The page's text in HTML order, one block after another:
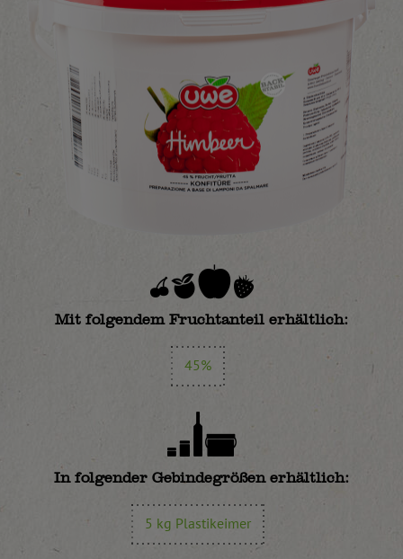
Mit folgendem Fruchtanteil erhältlich:
45%
In folgender Gebindegrößen erhältlich:
5 kg Plastikeimer